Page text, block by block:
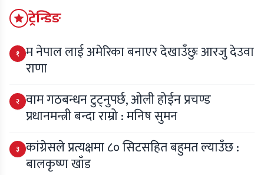
ट्रेन्डिङ
१ म नेपाल लाई अमेरिका बनाएर देखाउँछुः आरजु देउवा
राणा
२ वाम गठबन्धन टुट्नुपर्छ, ओली होईन प्रचण्ड
प्रधानमन्त्री बन्दा राम्रो : मनिष सुमन
३ कांग्रेसले प्रत्यक्षमा ८० सिटसहित बहुमत ल्याउँछ :
बालकृष्ण खाँड